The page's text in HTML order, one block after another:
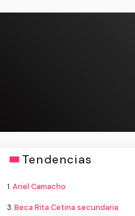
Tendencias
1.Ariel Camacho
3.Beca Rita Cetina secundaria